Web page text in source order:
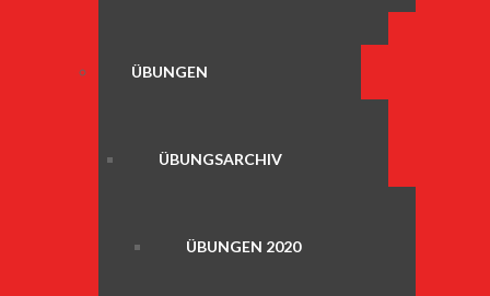
ÜBUNGEN
ÜBUNGSARCHIV
ÜBUNGEN 2020